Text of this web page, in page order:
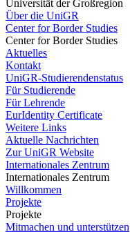
Universität der Großregion
Über die UniGR
Center for Border Studies
Center for Border Studies
Aktuelles
Kontakt
UniGR-Studierendenstatus
Für Studierende
Für Lehrende
EurIdentity Certificate
Weitere Links
Aktuelle Nachrichten
Zur UniGR Website
Internationales Zentrum
Internationales Zentrum
Willkommen
Projekte
Projekte
Mitmachen und unterstützen